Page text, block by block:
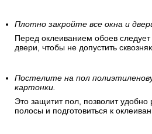
Плотно закройте все окна и
Перед оклеиванием обоев следует
двери, чтобы не допустить
Постелите на пол
картонки.
Это защитит пол, позволит
полосы и подготовиться к